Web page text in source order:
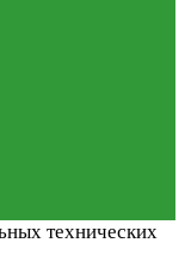
технических